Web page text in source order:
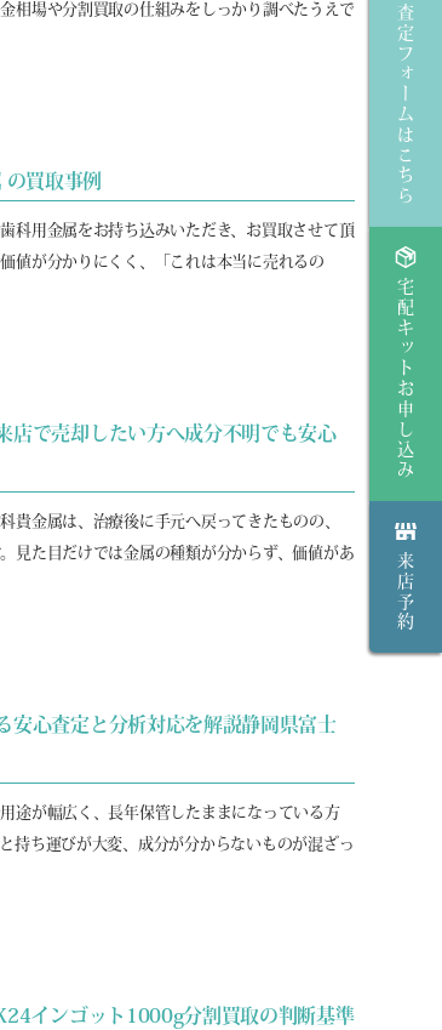
相場や分割買取の仕組みをしっかり調べたうえで
の買取事例
科用金属をお持ち込みいただき、お買取させて頂
値が分かりにくく、「これは本当に売れるの
店で売却したい方へ成分不明でも安心
貴金属は、治療後に手元へ戻ってきたものの、
見た目だけでは金属の種類が分からず、価値があ
安心査定と分析対応を解説静岡県富士
途が幅広く、長年保管したままになっている方
持ち運びが大変、成分が分からないものが混ざっ
インゴット1000g分割買取の判断基準
査定フォームはこちら
宅配キットお申し込み
来店予約